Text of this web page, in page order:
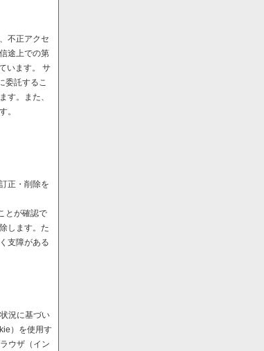
不正アクセ
途上での第
います。 サ
委託するこ
す。また、
。
正・削除を
とが確認で
します。た
支障がある
況に基づい
）を使用す
ウザ（イン